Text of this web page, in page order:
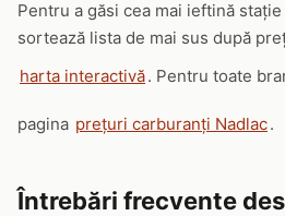
Pentru a găsi cea mai ieftină
sortează lista de mai sus după
harta interactivă. Pentru toate
pagina prețuri carburanți Nadlac.
Întrebări frecvente